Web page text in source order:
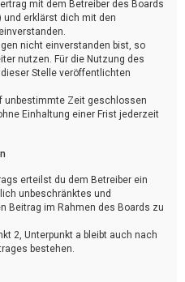
mit dem Betreiber des Boards
und erklärst dich mit den
nicht einverstanden bist, so
nutzen. Für die Nutzung des
Stelle veröffentlichten
unbestimmte Zeit geschlossen
Einhaltung einer Frist jederzeit
erteilst du dem Betreiber ein
unbeschränktes und
Beitrag im Rahmen des Boards zu
2, Unterpunkt a bleibt auch nach
bestehen.